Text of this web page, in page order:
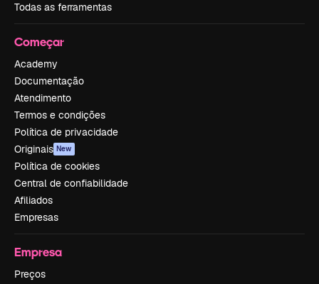
Todas as ferramentas
Começar
Academy
Documentação
Atendimento
Termos e condições
Política de privacidade
Originais New
Política de cookies
Central de confiabilidade
Afiliados
Empresas
Empresa
Preços